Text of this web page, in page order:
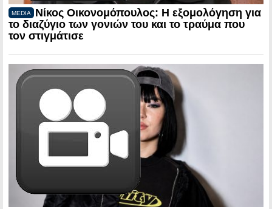
MEDIA
Νίκος Οικονομόπουλος: Η εξομολόγηση για
το διαζύγιο των γονιών του και το τραύμα που
τον στιγμάτισε